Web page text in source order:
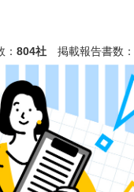
804社 掲載報告書数：